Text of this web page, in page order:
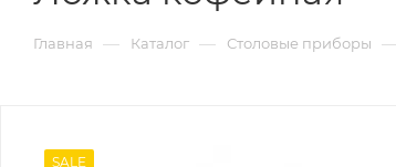
Главная — Каталог — Столовые приборы
SALE